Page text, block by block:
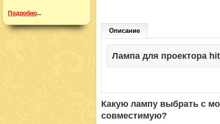
Подробно...
Описание
Лампа для проектора
Какую лампу выбрать с
совместимую?